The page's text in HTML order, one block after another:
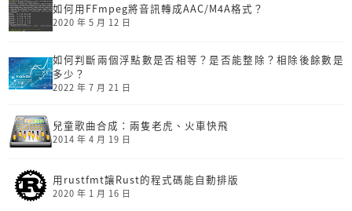
如何用FFmpeg將音訊轉成AAC/M4A格式？
2020 年 5 月 12 日
如何判斷兩個浮點數是否相等？是否能整除？相除後餘數是
多少？
2022 年 7 月 21 日
兒童歌曲合成：兩隻老虎、火車快飛
2014 年 4 月 19 日
用rustfmt讓Rust的程式碼能自動排版
2020 年 1 月 16 日